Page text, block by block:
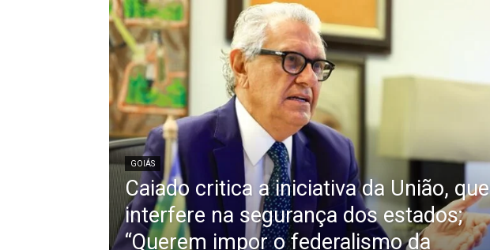
GOIÁS
Caiado critica a iniciativa da União, que
interfere na segurança dos estados;
“Querem impor o federalismo da